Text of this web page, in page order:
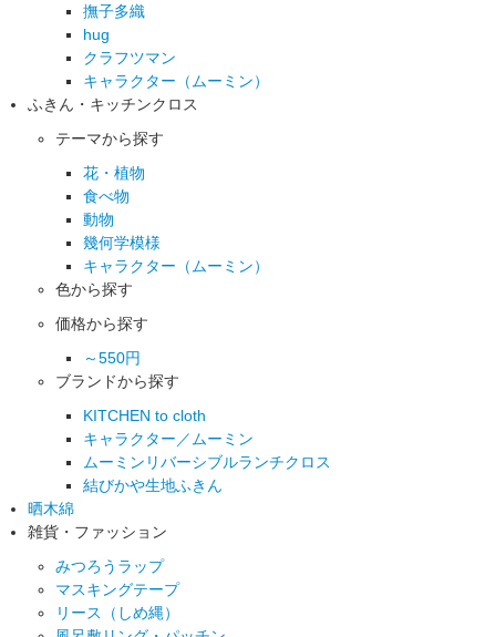
撫子多織
hug
クラフツマン
キャラクター（ムーミン）
ふきん・キッチンクロス
テーマから探す
花・植物
食べ物
動物
幾何学模様
キャラクター（ムーミン）
色から探す
価格から探す
～550円
ブランドから探す
KITCHEN to cloth
キャラクター／ムーミン
ムーミンリバーシブルランチクロス
結びかや生地ふきん
晒木綿
雑貨・ファッション
みつろうラップ
マスキングテープ
リース（しめ縄）